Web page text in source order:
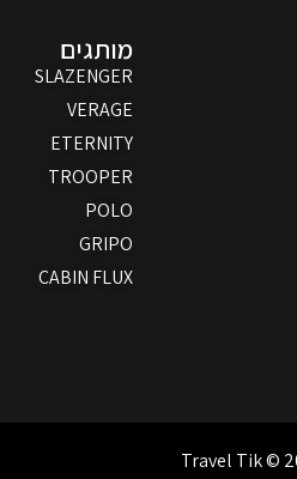
מותגים
SLAZENGER
VERAGE
ETERNITY
TROOPER
POLO
GRIPO
CABIN FLUX